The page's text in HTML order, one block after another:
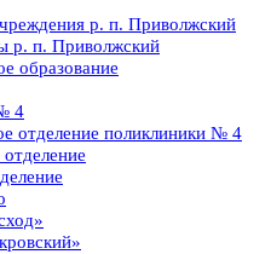
р. п. Приволжский
р. п. Приволжский
образование
4
отделение поликлиники № 4